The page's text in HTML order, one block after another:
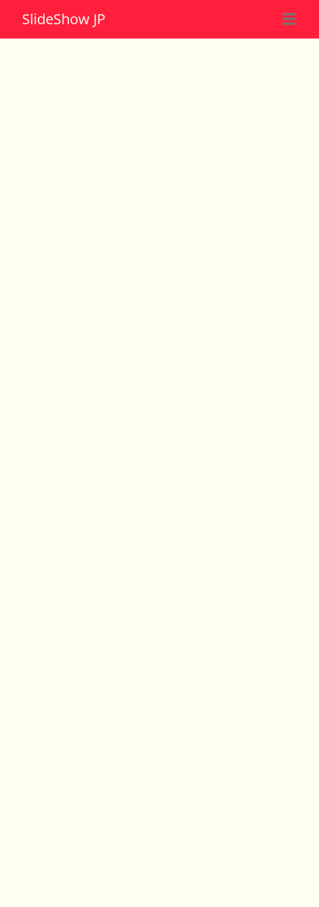
SlideShow JP ☰